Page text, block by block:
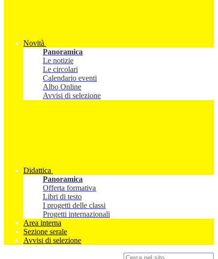
Novità
Panoramica
Le notizie
Le circolari
Calendario eventi
Albo Online
Avvisi di selezione
Didattica
Panoramica
Offerta formativa
Libri di testo
I progetti delle classi
Progetti internazionali
Area interna
Sezione serale
Avvisi di selezione